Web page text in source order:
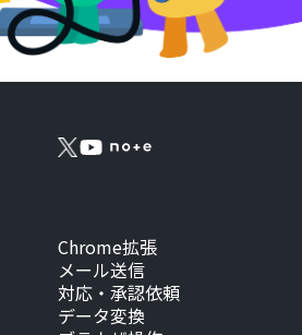
Chrome拡張
メール送信
対応・承認依頼
データ変換